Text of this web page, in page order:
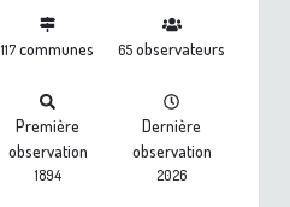
117communes 65observateurs
Première
observation
1894
Dernière
observation
2026